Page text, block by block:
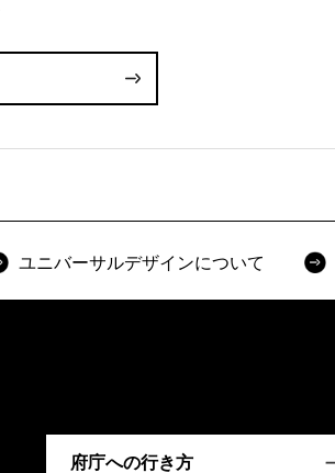
ユニバーサルデザインについて
府庁への行き方